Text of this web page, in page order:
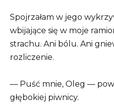
Spojrzałam w jego
wbijające się w moje
strachu. Ani bólu. Ani
rozliczenie.
— Puść mnie, Oleg —
głębokiej piwnicy.